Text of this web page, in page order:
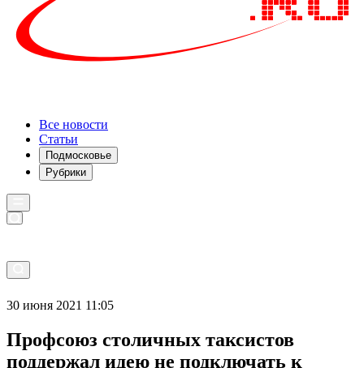
Все новости
Статьи
Подмосковье
Рубрики
30 июня 2021 11:05
Профсоюз столичных таксистов
поддержал идею не подключать к